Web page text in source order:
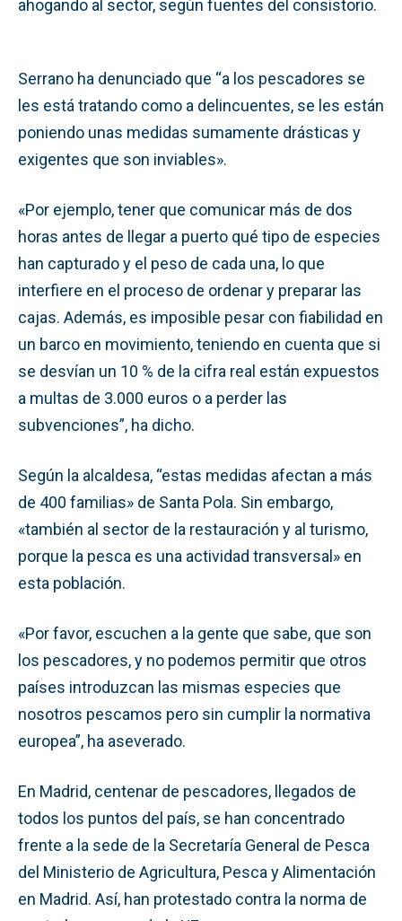
ahogando al sector, según fuentes del consistorio.
Serrano ha denunciado que “a los pescadores se
les está tratando como a delincuentes, se les están
poniendo unas medidas sumamente drásticas y
exigentes que son inviables».
«Por ejemplo, tener que comunicar más de dos
horas antes de llegar a puerto qué tipo de especies
han capturado y el peso de cada una, lo que
interfiere en el proceso de ordenar y preparar las
cajas. Además, es imposible pesar con fiabilidad en
un barco en movimiento, teniendo en cuenta que si
se desvían un 10 % de la cifra real están expuestos
a multas de 3.000 euros o a perder las
subvenciones”, ha dicho.
Según la alcaldesa, “estas medidas afectan a más
de 400 familias» de Santa Pola. Sin embargo,
«también al sector de la restauración y al turismo,
porque la pesca es una actividad transversal» en
esta población.
«Por favor, escuchen a la gente que sabe, que son
los pescadores, y no podemos permitir que otros
países introduzcan las mismas especies que
nosotros pescamos pero sin cumplir la normativa
europea”, ha aseverado.
En Madrid, centenar de pescadores, llegados de
todos los puntos del país, se han concentrado
frente a la sede de la Secretaría General de Pesca
del Ministerio de Agricultura, Pesca y Alimentación
en Madrid. Así, han protestado contra la norma de